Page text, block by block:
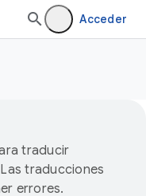
Acceder
traducir
traducciones
errores.